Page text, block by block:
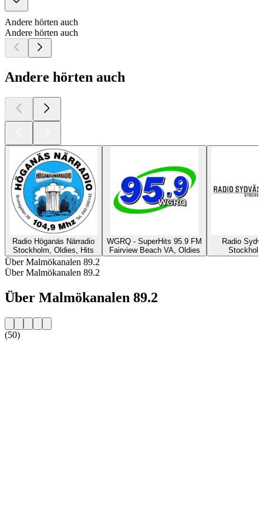
Andere hörten auch
Andere hörten auch
Andere hörten auch
Radio Höganäs Närradio
Stockholm, Oldies, Hits
WGRQ - SuperHits 95.9 FM
Fairview Beach VA, Oldies
Radio
Über Malmökanalen 89.2
Über Malmökanalen 89.2
Über Malmökanalen 89.2
(50)